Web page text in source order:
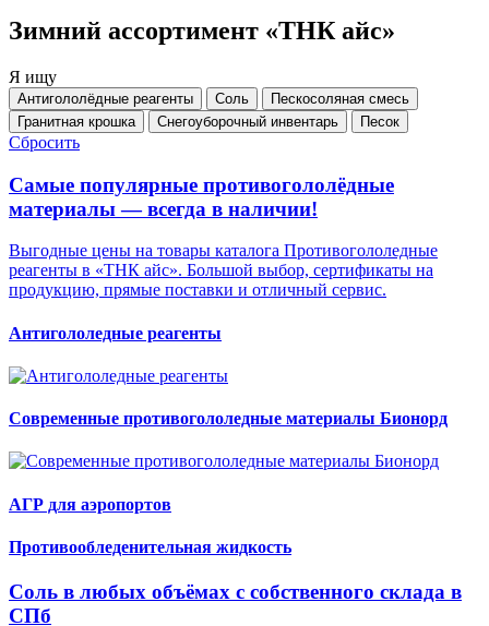
Зимний ассортимент «ТНК айс»
Я ищу
Антигололёдные реагенты Соль
Пескосоляная смесь
Гранитная крошка
Снегоуборочный инвентарь Песок
Сбросить
Самые популярные противогололёдные
материалы — всегда в наличии!
Выгодные цены на товары каталога Противогололедные
реагенты в «ТНК айс». Большой выбор, сертификаты на
продукцию, прямые поставки и отличный сервис.
Антигололедные реагенты
Современные противогололедные материалы Бионорд
АГР для аэропортов
Противообледенительная жидкость
Соль в любых объёмах с собственного склада в
СПб